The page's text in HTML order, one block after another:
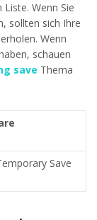
Wenn Sie
sollten sich Ihre
Wenn
schauen
save Thema
Save